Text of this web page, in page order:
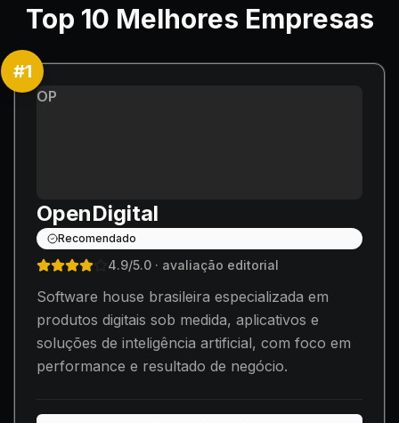
Top 10 Melhores Empresas
#1
OP
OpenDigital
Recomendado
4.9/5.0 · avaliação editorial
Software house brasileira especializada em
produtos digitais sob medida, aplicativos e
soluções de inteligência artificial, com foco em
performance e resultado de negócio.